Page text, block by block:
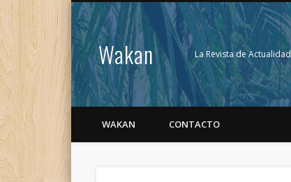
Wakan La Revista de Actualidad
WAKAN CONTACTO